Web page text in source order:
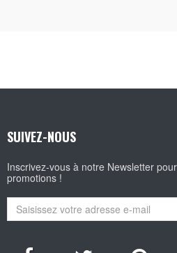
SUIVEZ-NOUS
Inscrivez-vous à notre Newsletter
promotions !